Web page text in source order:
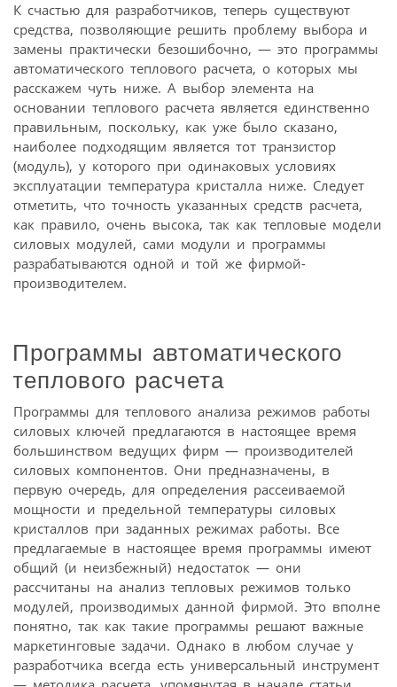
К счастью для разработчиков, теперь существуют
средства, позволяющие решить проблему выбора и
замены практически безошибочно, — это программы
автоматического теплового расчета, о которых мы
расскажем чуть ниже. А выбор элемента на
основании теплового расчета является единственно
правильным, поскольку, как уже было сказано,
наиболее подходящим является тот транзистор
(модуль), у которого при одинаковых условиях
эксплуатации температура кристалла ниже. Следует
отметить, что точность указанных средств расчета,
как правило, очень высока, так как тепловые модели
силовых модулей, сами модули и программы
разрабатываются одной и той же фирмой-
производителем.
Программы автоматического
теплового расчета
Программы для теплового анализа режимов работы
силовых ключей предлагаются в настоящее время
большинством ведущих фирм — производителей
силовых компонентов. Они предназначены, в
первую очередь, для определения рассеиваемой
мощности и предельной температуры силовых
кристаллов при заданных режимах работы. Все
предлагаемые в настоящее время программы имеют
общий (и неизбежный) недостаток — они
рассчитаны на анализ тепловых режимов только
модулей, производимых данной фирмой. Это вполне
понятно, так как такие программы решают важные
маркетинговые задачи. Однако в любом случае у
разработчика всегда есть универсальный инструмент